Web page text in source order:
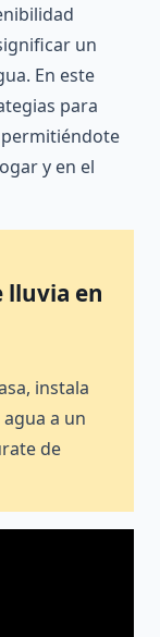
un
En este
para
y en el
lluvia en
instala
a un
de